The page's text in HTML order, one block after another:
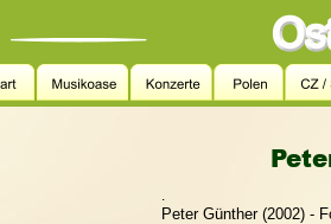
Peter Günther (2002)
.